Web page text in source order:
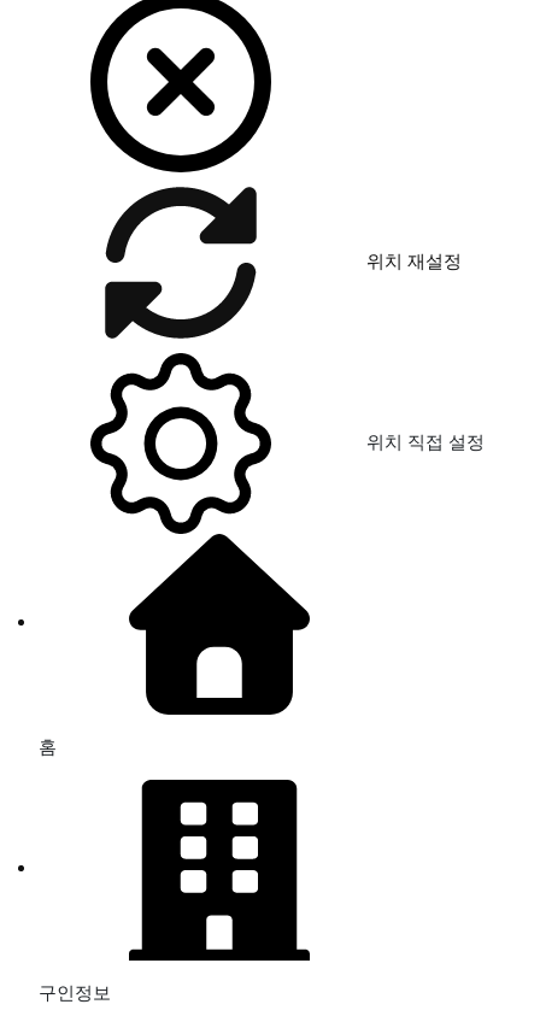
위치 재설정
위치 직접 설정
홈
구인정보